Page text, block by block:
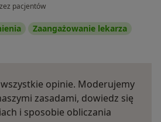
pacjentów
Zaangażowanie lekarza
opinie. Moderujemy
zasadami, dowiedz się
i sposobie obliczania